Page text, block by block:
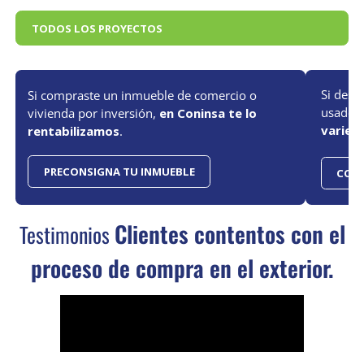
TODOS LOS PROYECTOS
Si compraste un inmueble de comercio o
vivienda por inversión, en Coninsa te lo
rentabilizamos.
PRECONSIGNA TU INMUEBLE
Si
usado,
Testimonios Clientes contentos con el
proceso de compra en el exterior.